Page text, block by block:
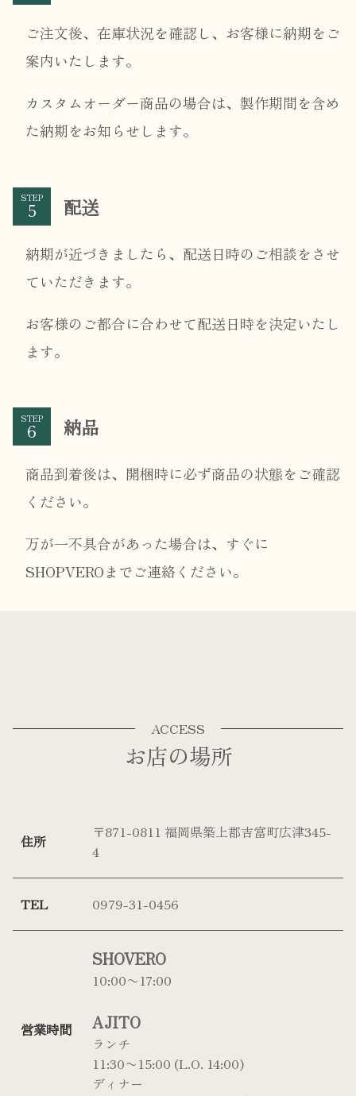
ご注文後、在庫状況を確認し、お客様に納期をご
案内いたします。
カスタムオーダー商品の場合は、製作期間を含め
た納期をお知らせします。
STEP 配送
納期が近づきましたら、配送日時のご相談をさせ
ていただきます。
お客様のご都合に合わせて配送日時を決定いたし
ます。
STEP 納品
商品到着後は、開梱時に必ず商品の状態をご確認
ください。
万が一不具合があった場合は、すぐに
SHOPVEROまでご連絡ください。
ACCESS
お店の場所
住所
〒871-0811 福岡県築上郡吉富町広津345-
4
TEL 0979-31-0456
営業時間
SHOVERO
10:00〜17:00
AJITO
ランチ
11:30〜15:00 (L.O. 14:00)
ディナー